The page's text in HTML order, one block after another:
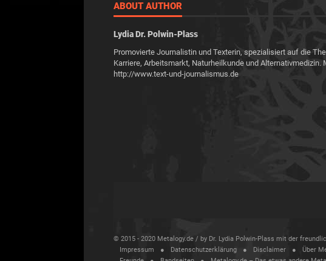
ABOUT AUTHOR
Lydia Dr. Polwin-Plass
Promovierte Journalistin und Texterin, spezialisiert auf die
Karriere, Arbeitsmarkt, Naturheilkunde und
http://www.text-und-journalismus.de
© 2015 - 2020 Metalogy.de / by Dr. Lydia Polwin-Plass mit der
Impressum
Datenschutzerklärung Disclaimer Über